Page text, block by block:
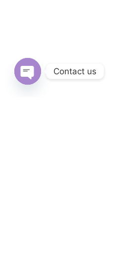
Contact us
Open